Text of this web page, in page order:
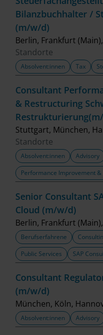
Bilanzbuchhalter /
(m/w/d)
Berlin, Frankfurt
Standorte
Absolvent:innen Tax
Consultant
& Restructuring
Stuttgart, München,
Standorte
Absolvent:innen
Advisory
Performance Improvement
Senior Consultant
Cloud (m/w/d)
Berlin, Frankfurt
Berufserfahrene
Public Services
SAP
Consultant
(m/w/d)
München, Köln,
Absolvent:innen Advisory